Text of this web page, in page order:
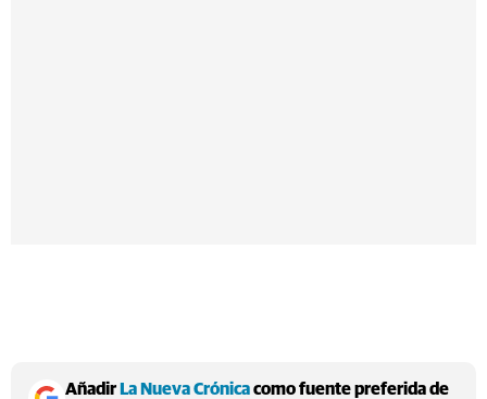
AñadirLa Nueva Crónicacomo fuente preferida de